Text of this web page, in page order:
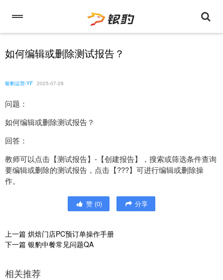
如何编辑或删除测试报告？
银豹运营-YF 2025-07-28
问题：
如何编辑或删除测试报告？
回答：
教师可以点击【测试报告】-【创建报告】，搜索或筛选条件查询
要编辑或删除的测试报告，点击【???】可进行编辑或删除操
作。
赞 (0) 分享
上一篇 烘焙门店PC预订单操作手册
下一篇 银豹中餐常见问题QA
相关推荐